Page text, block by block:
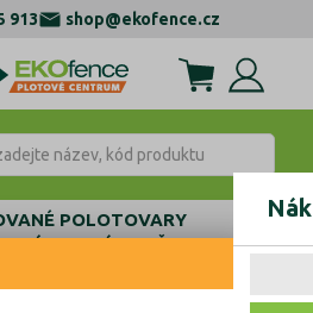
913 shop@ekofence.cz
POLOTOVARY
ZÁBRADLÍ
TYČE VYPUKLÉ
S NOŽIČKOU